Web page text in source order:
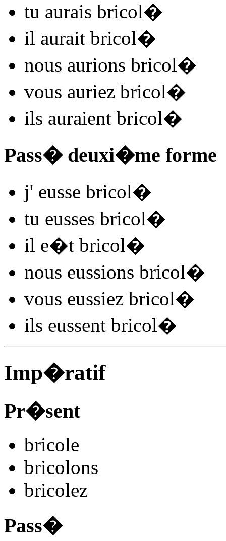
tu aurais bricol�
il aurait bricol�
nous aurions bricol�
vous auriez bricol�
ils auraient bricol�
Pass� deuxi�me forme
j' eusse bricol�
tu eusses bricol�
il e�t bricol�
nous eussions bricol�
vous eussiez bricol�
ils eussent bricol�
Imp�ratif
Pr�sent
bricole
bricolons
bricolez
Pass�